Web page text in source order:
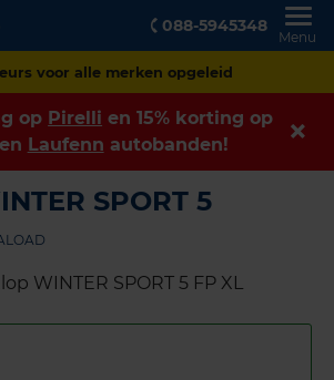
088-5945348
Menu
voor alle merken opgeleid
op Pirelli en 15% korting op
en Laufenn autobanden!
SPORT 5